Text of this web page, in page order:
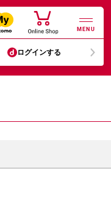
MENU
ログインする